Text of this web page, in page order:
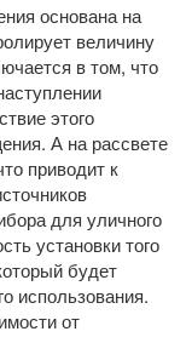
основана на
величину
в том, что
этого
А на рассвете
приводит к
для уличного
установки того
будет
использования.
от